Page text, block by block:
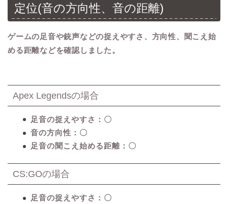
定位(音の方向性、音の距離)
ゲームの足音や銃声などの捉えやすさ、方向性、聞こえ始
める距離などを確認しました。
Apex Legendsの場合
足音の捉えやすさ：〇
音の方向性：〇
足音の聞こえ始める距離：〇
CS:GOの場合
足音の捉えやすさ：〇